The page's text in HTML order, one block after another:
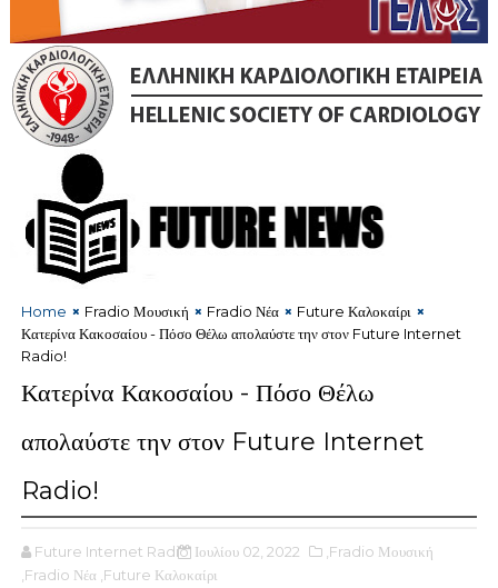
Home Fradio Μουσική Fradio Νέα
Future Καλοκαίρι
Κατερίνα Κακοσαίου - Πόσο Θέλω απολαύστε την στον Future Internet
Radio!
Κατερίνα Κακοσαίου - Πόσο Θέλω
απολαύστε την στον Future Internet
Radio!
Future Internet Radio Ιουλίου 02, 2022
,Fradio Μουσική
,Fradio Νέα ,Future Καλοκαίρι